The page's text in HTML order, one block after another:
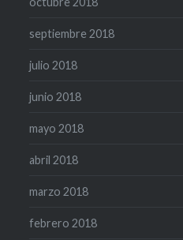
septiembre 2018
julio 2018
junio 2018
mayo 2018
abril 2018
marzo 2018
febrero 2018